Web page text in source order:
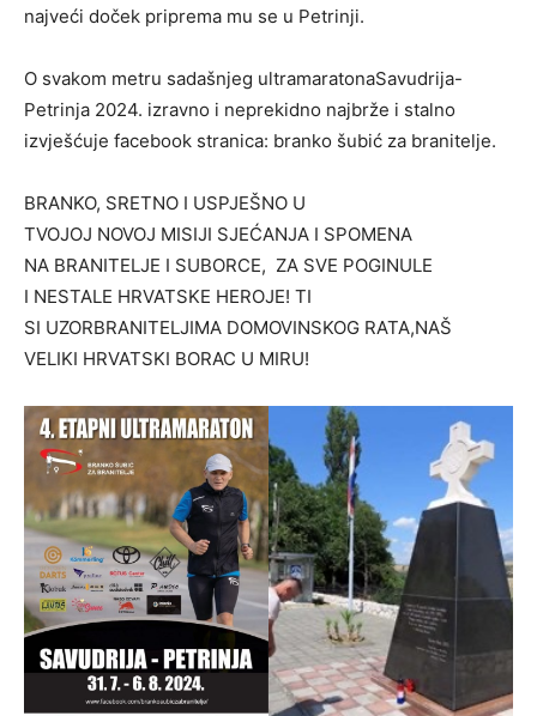
najveći doček priprema mu se u Petrinji.
O svakom metru sadašnjeg ultramaratonaSavudrija-
Petrinja 2024. izravno i neprekidno najbrže i stalno
izvješćuje facebook stranica: branko šubić za branitelje.
BRANKO, SRETNO I USPJEŠNO U
TVOJOJ NOVOJ MISIJI SJEĆANJA I SPOMENA
NA BRANITELJE I SUBORCE, ZA SVE POGINULE
I NESTALE HRVATSKE HEROJE! TI
SI UZORBRANITELJIMA DOMOVINSKOG RATA,NAŠ
VELIKI HRVATSKI BORAC U MIRU!